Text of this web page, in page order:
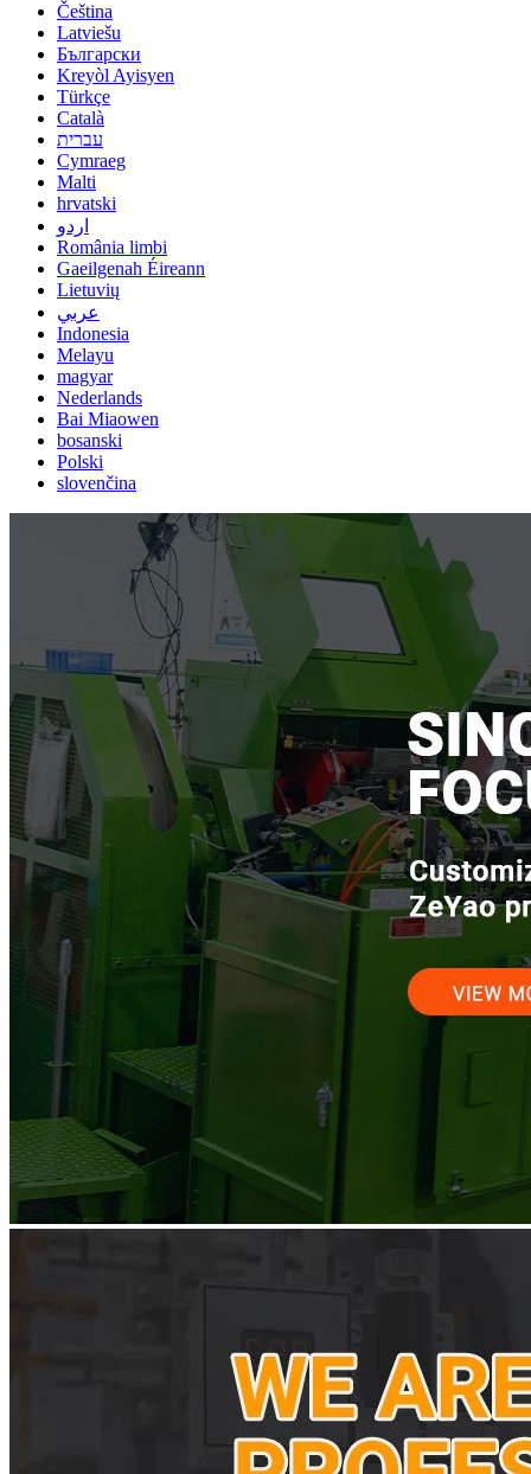
Čeština
Latviešu
Български
Kreyòl Ayisyen
Türkçe
Català
עברית
Cymraeg
Malti
hrvatski
اردو
România limbi
Gaeilgenah Éireann
Lietuvių
عربي
Indonesia
Melayu
magyar
Nederlands
Bai Miaowen
bosanski
Polski
slovenčina